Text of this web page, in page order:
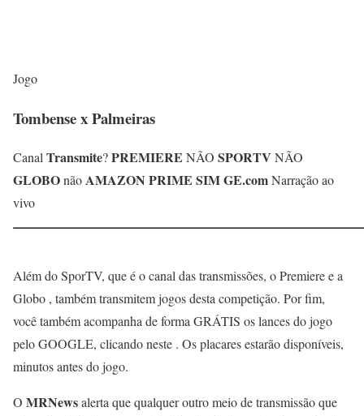
Jogo
Tombense x Palmeiras
CanalTransmite?PREMIERE NÃO SPORTV NÃO
GLOBOnãoAMAZON PRIME SIMGE.comNarração ao
vivo
Além do SporTV, que é o canal das transmissões, o Premiere e a
Globo , também transmitem jogos desta competição. Por fim,
você também acompanha de forma GRÁTIS os lances do jogo
pelo GOOGLE, clicando neste . Os placares estarão disponíveis,
minutos antes do jogo.
O MRNewsalerta que qualquer outro meio de transmissão que